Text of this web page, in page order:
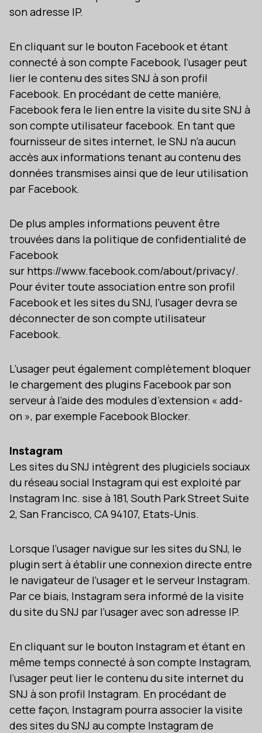
son adresse IP.
En cliquant sur le bouton Facebook et étant
connecté à son compte Facebook, l’usager peut
lier le contenu des sites SNJ à son profil
Facebook. En procédant de cette manière,
Facebook fera le lien entre la visite du site SNJ à
son compte utilisateur facebook. En tant que
fournisseur de sites internet, le SNJ n’a aucun
accès aux informations tenant au contenu des
données transmises ainsi que de leur utilisation
par Facebook.
De plus amples informations peuvent être
trouvées dans la politique de confidentialité de
Facebook
sur https://www.facebook.com/about/privacy/.
Pour éviter toute association entre son profil
Facebook et les sites du SNJ, l’usager devra se
déconnecter de son compte utilisateur
Facebook.
L’usager peut également complètement bloquer
le chargement des plugins Facebook par son
serveur à l’aide des modules d’extension « add-
on », par exemple Facebook Blocker.
Instagram
Les sites du SNJ intègrent des plugiciels sociaux
du réseau social Instagram qui est exploité par
Instagram Inc. sise à 181, South Park Street Suite
2, San Francisco, CA 94107, Etats-Unis.
Lorsque l’usager navigue sur les sites du SNJ, le
plugin sert à établir une connexion directe entre
le navigateur de l’usager et le serveur Instagram.
Par ce biais, Instagram sera informé de la visite
du site du SNJ par l’usager avec son adresse IP.
En cliquant sur le bouton Instagram et étant en
même temps connecté à son compte Instagram,
l’usager peut lier le contenu du site internet du
SNJ à son profil Instagram. En procédant de
cette façon, Instagram pourra associer la visite
des sites du SNJ au compte Instagram de